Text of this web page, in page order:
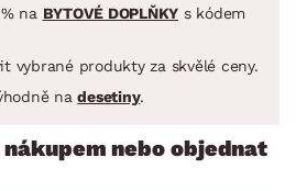
na BYTOVÉ DOPLŇKY s kódem
vybrané produkty za skvělé ceny.
nadesetiny.
nebo objednat